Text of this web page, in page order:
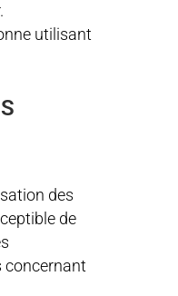
utilisant
des
de
concernant